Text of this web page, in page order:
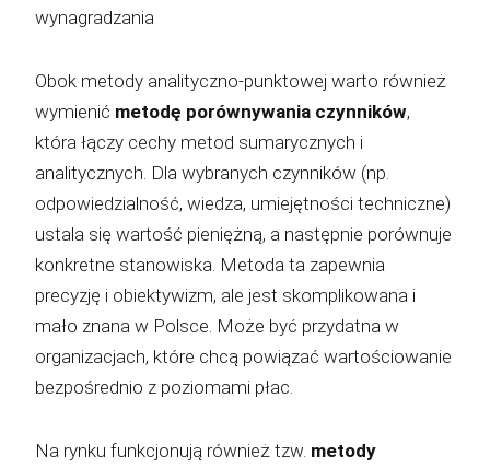
wynagradzania
Obok metody analityczno-punktowej warto również
wymienić metodę porównywania czynników,
która łączy cechy metod sumarycznych i
analitycznych. Dla wybranych czynników (np.
odpowiedzialność, wiedza, umiejętności techniczne)
ustala się wartość pieniężną, a następnie porównuje
konkretne stanowiska. Metoda ta zapewnia
precyzję i obiektywizm, ale jest skomplikowana i
mało znana w Polsce. Może być przydatna w
organizacjach, które chcą powiązać wartościowanie
bezpośrednio z poziomami płac.
Na rynku funkcjonują również tzw. metody